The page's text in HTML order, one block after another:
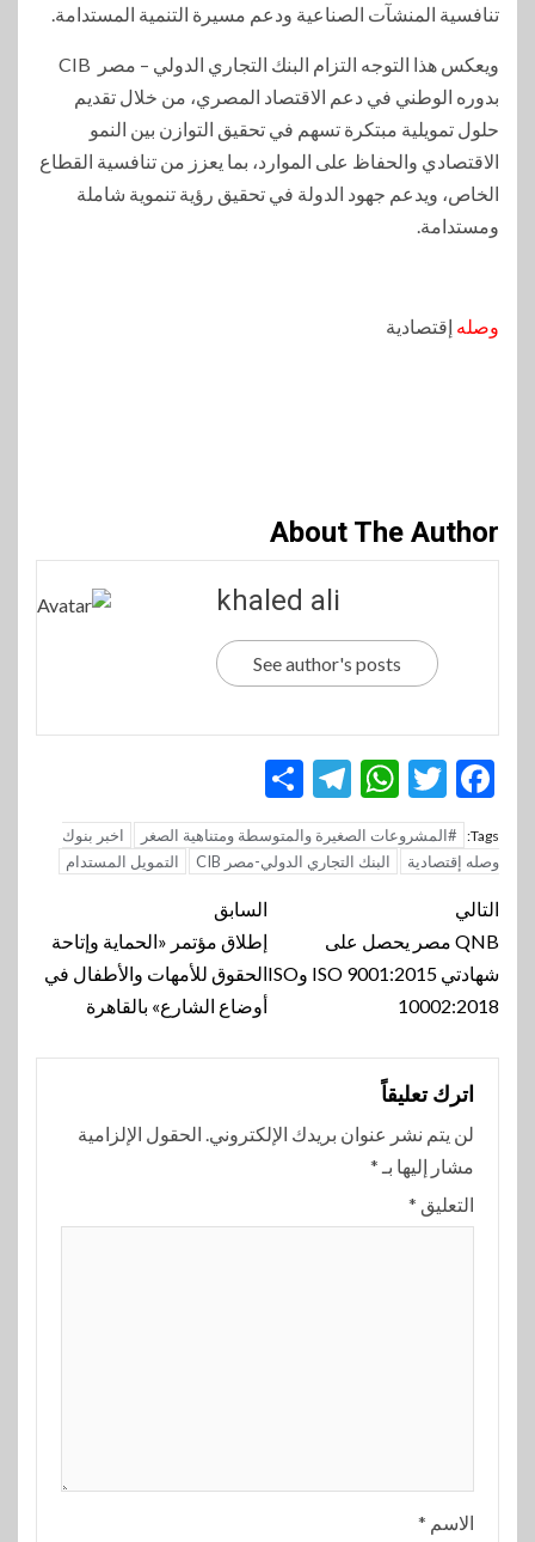
تنافسية المنشآت الصناعية ودعم مسيرة التنمية المستدامة.
ويعكس هذا التوجه التزام البنك التجاري الدولي – مصر CIB
بدوره الوطني في دعم الاقتصاد المصري، من خلال تقديم
حلول تمويلية مبتكرة تسهم في تحقيق التوازن بين النمو
الاقتصادي والحفاظ على الموارد، بما يعزز من تنافسية القطاع
الخاص، ويدعم جهود الدولة في تحقيق رؤية تنموية شاملة
ومستدامة.
وصله إقتصادية
About The Author
khaled ali
See author's posts
Facebook
Twitter
WhatsApp
Telegram
Tags: #المشروعات الصغيرة والمتوسطة ومتناهية الصغر
اخبر بنوك
وصله إقتصادية
البنك التجاري الدولي-مصر CIB التمويل المستدام
تنقل
المقالة
السابق
إطلاق مؤتمر «الحماية وإتاحة
الحقوق للأمهات والأطفال في
أوضاع الشارع» بالقاهرة
التالي
QNB مصر يحصل على
شهادتي ISO 9001:2015 وISO
10002:2018
اترك تعليقاً
لن يتم نشر عنوان بريدك الإلكتروني. الحقول الإلزامية
مشار إليها بـ *
التعليق *
الاسم *